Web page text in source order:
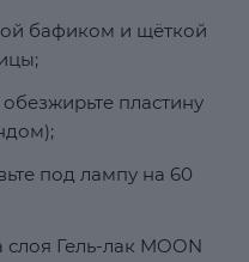
бафиком и щёткой
пластину
под лампу на 60
Гель-лак MOON